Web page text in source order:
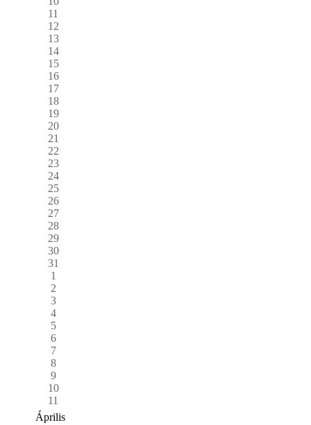
11
12
13
14
15
16
17
18
19
20
21
22
23
24
25
26
27
28
29
30
31
1
2
3
4
5
6
7
8
9
10
11
Április